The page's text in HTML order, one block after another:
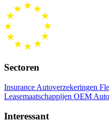
Sectoren
Insurance Autoverzekeringen
Leasemaatschappijen OEM
Interessant